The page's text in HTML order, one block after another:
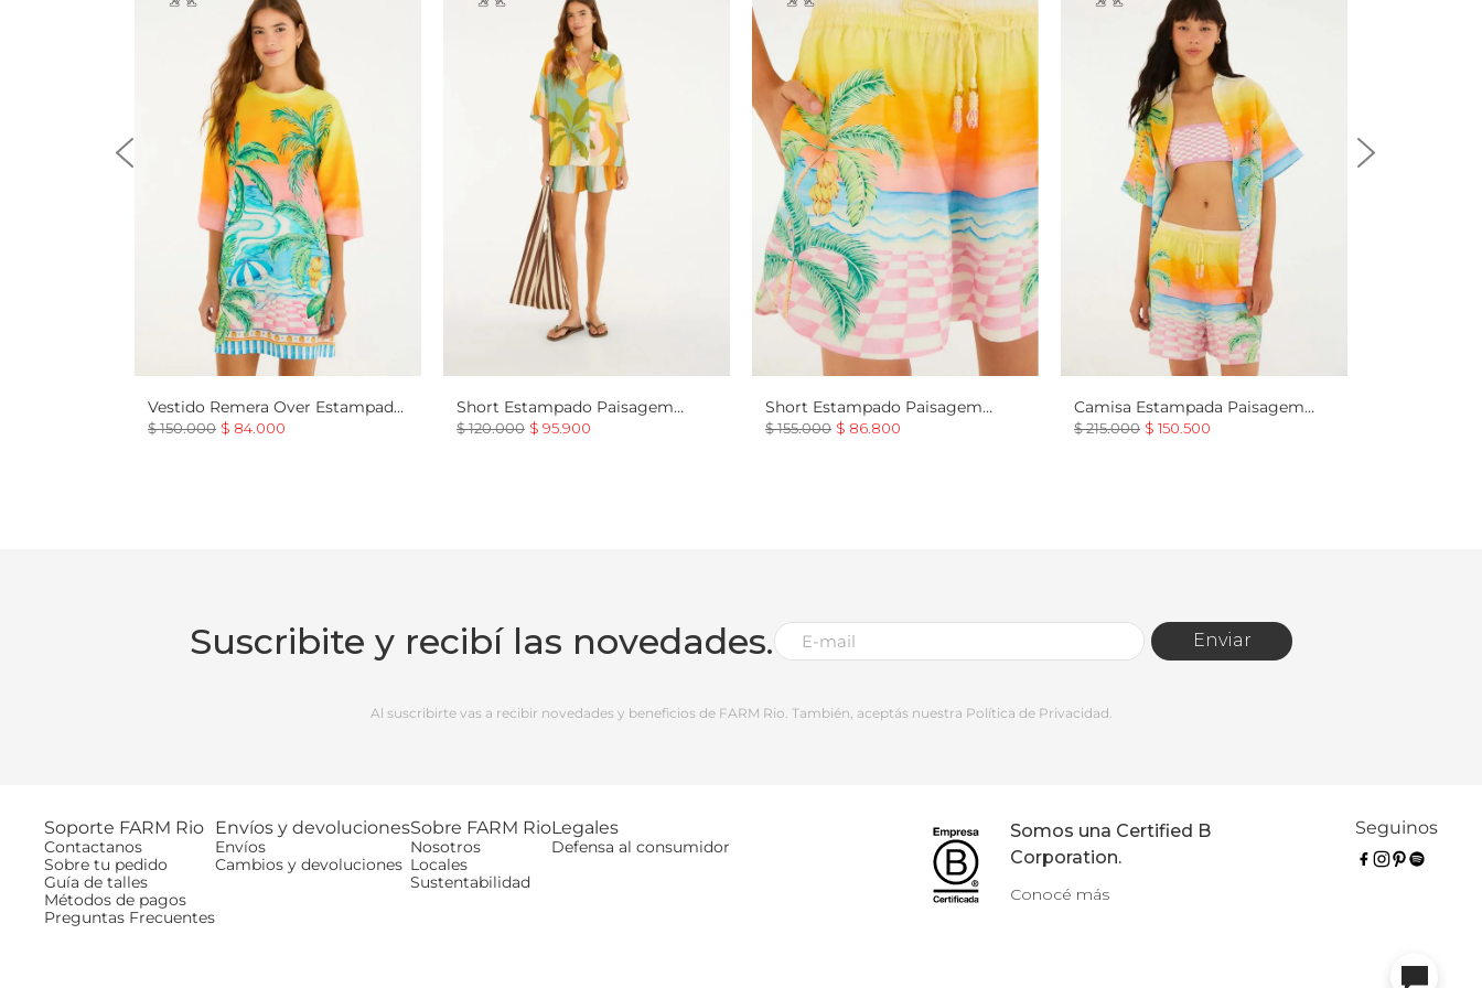
Vestido Remera Over Estampado
Paisagem Solar
$150.000 $ 84 000
Short Estampado Paisagem
Carioca
$120.000 $ 95900
Short Estampado Paisagem
Solar
$155.000 $ 86 800
Camisa Estampada Paisagem
Solar
$215.000 $ 150 500
Suscribite y recibí las novedades. Enviar
Al suscribirte vas a recibir novedades y beneficios de FARM Rio. También, aceptás nuestra Política de Privacidad.
Soporte FARM Rio
Contactanos
Sobre tu pedido
Guía de talles
Métodos de pagos
Preguntas Frecuentes
Envíos y devoluciones
Envíos
Cambios y devoluciones
Sobre FARM Rio
Nosotros
Locales
Sustentabilidad
Legales
Defensa al consumidor
Somos una Certified B
Corporation.
Conocé más
Seguinos